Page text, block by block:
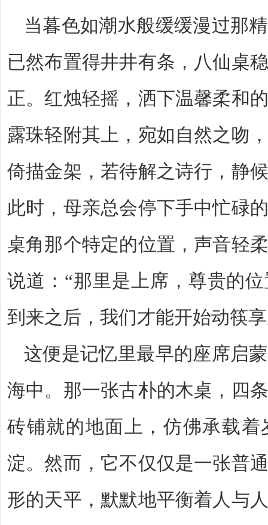
当暮色如潮水般缓缓漫过那
已然布置得井井有条，八仙桌
正。红烛轻摇，洒下温馨柔和
露珠轻附其上，宛如自然之吻
倚描金架，若待解之诗行，静
此时，母亲总会停下手中忙碌
桌角那个特定的位置，声音轻
说道： “那里是上席，尊贵的
到来之后，我们才能开始动筷
这便是记忆里最早的座席启
海中。那一张古朴的木桌，四
砖铺就的地面上，仿佛承载
淀。然而，它不仅仅是一张普
形的天平，默默地平衡着人与